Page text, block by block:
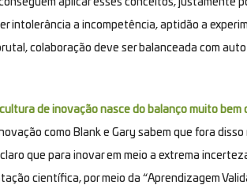
intolerância a incompetência, aptidão a
colaboração deve ser balanceada com
cultura de inovação nasce do balanço muito
como Blank e Gary sabem que fora
que para inovar em meio a extrema
científica, por meio da “Aprendizagem